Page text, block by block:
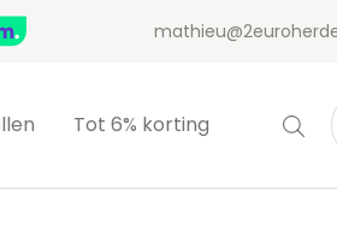
Tot 6% korting